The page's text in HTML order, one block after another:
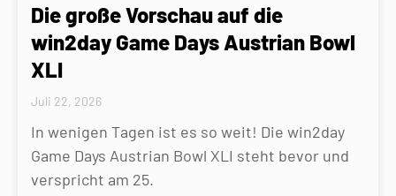
Die große Vorschau auf die
win2day Game Days Austrian Bowl
XLI
Juli 22, 2026
In wenigen Tagen ist es so weit! Die win2day
Game Days Austrian Bowl XLI steht bevor und
verspricht am 25.